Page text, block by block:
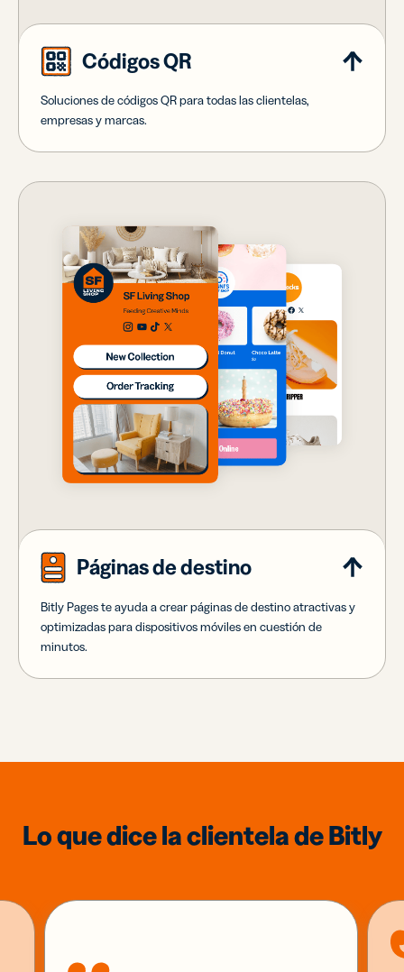
Códigos QR
Soluciones de códigos QR para todas las clientelas,
empresas y marcas.
Páginas de destino
Bitly Pages te ayuda a crear páginas de destino atractivas y
optimizadas para dispositivos móviles en cuestión de
minutos.
Lo que dice la clientela de Bitly